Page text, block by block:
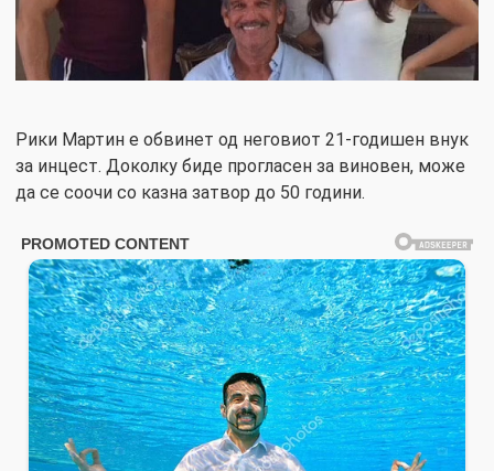
Рики Мартин е обвинет од неговиот 21-годишен внук
за инцест. Доколку биде прогласен за виновен, може
да се соочи со казна затвор до 50 години.